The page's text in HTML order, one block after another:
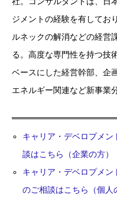
ジメントの経験を有してお
ルネックの解消などの経営
る。高度な専門性を持つ技
ベースにした経営幹部、企
エネルギー関連など新事業
キャリア・デベロプメ
談はこちら（企業の方）
キャリア・デベロプメ
のご相談はこちら（個人